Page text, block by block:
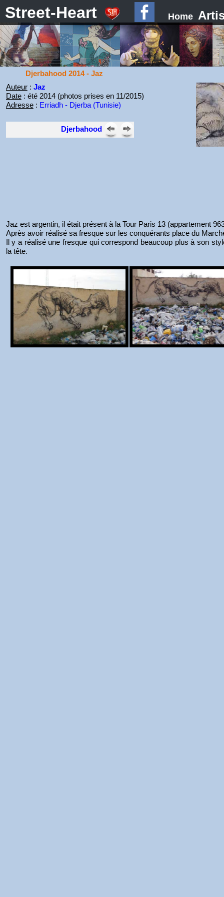
Street-Heart Home
Djerbahood 2014 - Jaz
Auteur: Jaz
Date: été 2014 (photos prises en 11/2015)
Adresse: Erriadh - Djerba (Tunisie)
Djerbahood
Jaz est argentin, il était présent à la Tour Paris 13 (appartement
Après avoir réalisé sa fresque sur les conquérants place du
Il y a réalisé une fresque qui correspond beaucoup plus à son
la tête.